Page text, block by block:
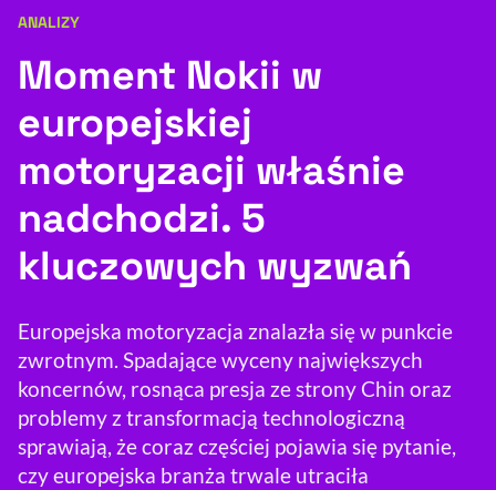
Ułatwienia dostępności wspierają:
Sprawdź, jak i dlaczego zwiększamy dostępność, otwiera się w nowym
Deklaracja dostępności , otwiera się w nowym oknie
Zgłoś problem
, otwiera się w
Kategoria artykułu:
ANALIZY
Moment Nokii w
europejskiej
motoryzacji właśnie
nadchodzi. 5
kluczowych wyzwań
Europejska motoryzacja znalazła się w punkcie
zwrotnym. Spadające wyceny największych
koncernów, rosnąca presja ze strony Chin oraz
problemy z transformacją technologiczną
sprawiają, że coraz częściej pojawia się pytanie,
czy europejska branża trwale utraciła